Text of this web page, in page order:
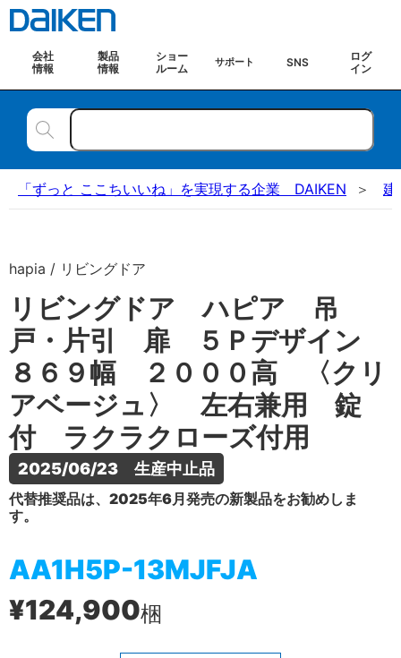
会社
情報
製品
情報
ショー
ルーム
サポート SNS
ログ
イン
「ずっと ここちいいね」を実現する企業 DAIKEN 建
hapia / リビングドア
リビングドア ハピア 吊
戸・片引 扉 ５Ｐデザイン
８６９幅 ２０００高 〈クリ
アベージュ〉 左右兼用 錠
付 ラクラクローズ付用
2025/06/23　生産中止品
代替推奨品は、2025年6月発売の新製品をお勧めしま
す。
AA1H5P-13MJFJA
¥124,900梱